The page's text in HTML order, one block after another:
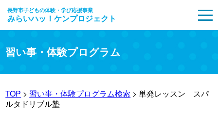
長野市子どもの体験・学び応援事業
みらいハッ！ケンプロジェクト
習い事・体験プログラム
TOP > 習い事・体験プログラム検索 > 単発レッスン スパ
ルタドリブル塾